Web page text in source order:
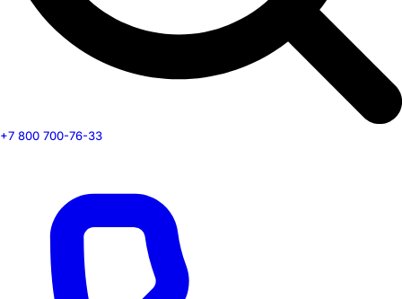
+7 800 700-76-33